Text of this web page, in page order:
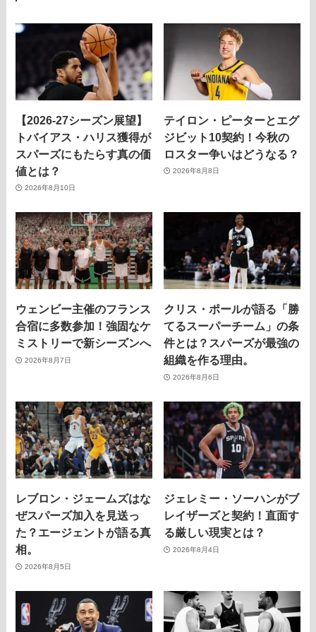
【2026-27シーズン展望】
トバイアス・ハリス獲得が
スパーズにもたらす真の価
値とは？
2026年8月10日
テイロン・ピーターとエグ
ジビット10契約！今秋の
ロスター争いはどうなる？
2026年8月8日
ウェンビー主催のフランス
合宿に多数参加！強固なケ
ミストリーで新シーズンへ
2026年8月7日
クリス・ポールが語る「勝
てるスーパーチーム」の条
件とは？スパーズが最強の
組織を作る理由。
2026年8月6日
レブロン・ジェームズはな
ぜスパーズ加入を見送っ
た？エージェントが語る真
相。
2026年8月5日
ジェレミー・ソーハンがブ
レイザーズと契約！直面す
る厳しい現実とは？
2026年8月4日